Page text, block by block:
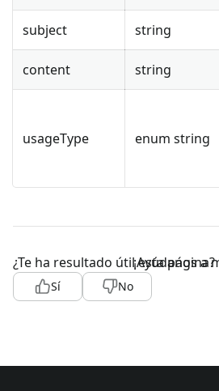
subject string
content string
usageType enum string
¿Te ha resultado útil esta página?
Sí No
¡Ayúdanos a